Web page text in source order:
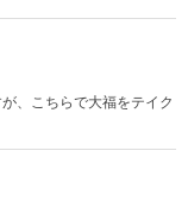
、こちらで大福をテイク